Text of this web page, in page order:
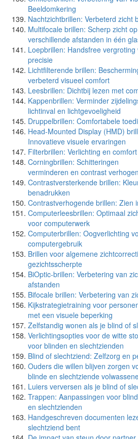
Beeldomkering
Nachtzichtbrillen: Verbeterd zicht
Multifocale brillen: Scherp zicht op
verschillende afstanden in één
Loepbrillen: Handsfree
precisie
Lichtfilterende brillen:
verbeterd visueel comfort
Leesbrillen: Dichtbij lezen met
Kappenbrillen: Verminder
lichtinval en lichtgevoeligheid
Druppelbrillen: Comfortabele
Head-Mounted Display (HMD)
Innovatieve visuele ervaringen
Filterbrillen: Verlichting en
Corningbrillen: Schitteringen
verminderen en contrast verhogen
Contrastversterkende brillen:
benadrukken
Contrastverhogende brillen: Zien
Computerleesbrillen: Optimaal
voor computerwerk
Computerbrillen: Oogverlichting
computergebruik
Brillen voor algemene
gezichtsscherpte
BiOptic-brillen: Verbetering van
afstanden
Bifocale brillen: Verbetering van
Kijkstrategietraining voor
met een visuele beperking
Zelfstandig wonen als je blind of
Verlichtingsopties voor de witte
voor blinden en slechtzienden
Blind of slechtziend: Zelfzorg en
Ouders die willen blijven zorgen
blinde en slechtziende
Luiers verversen als je blind of
Trappen: Aanpassingen voor
en slechtzienden
Handgeschreven documenten
slechtziend bent